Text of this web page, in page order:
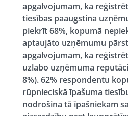
apgalvojumam, ka
tiesības paaugstina
piekrīt 68%, kopumā
aptaujāto uzņēmumu
apgalvojumam, ka
uzlabo uzņēmuma
8%). 62% respondentu
rūpnieciskā īpašuma
nodrošina tā īpašniekam